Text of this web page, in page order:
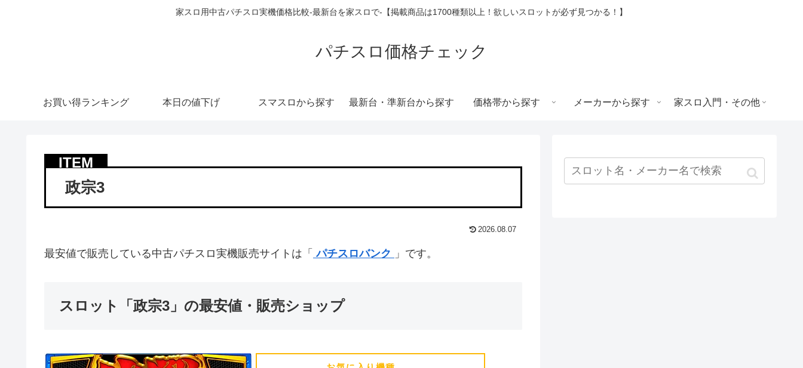
家スロ用中古パチスロ実機価格比較-最新台を家スロで-【掲載商品は1700種類以上！欲しいスロットが必ず見つかる！】
パチスロ価格チェック
お買い得ランキング 本日の値下げ スマスロから探す 最新台・準新台から探す 価格帯から探す メーカーから探す 家スロ入門・その他
政宗3
2026.08.07
最安値で販売している中古パチスロ実機販売サイトは「 パチスロバンク 」です。
スロット「政宗3」の最安値・販売ショップ